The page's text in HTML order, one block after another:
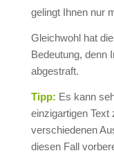
gelingt Ihnen nur
Gleichwohl hat
Bedeutung, denn
abgestraft.
Tipp: Es kann
einzigartigen
verschiedenen
diesen Fall